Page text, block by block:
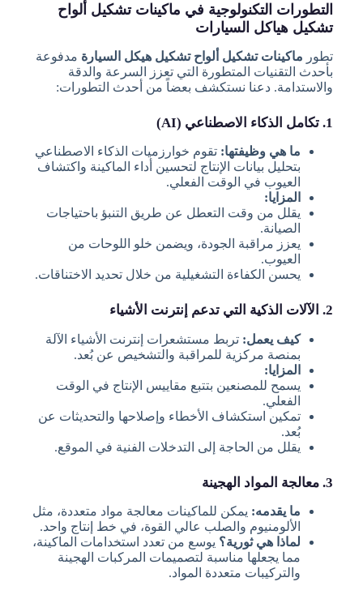
التطورات التكنولوجية في ماكينات تشكيل ألواح
تشكيل هياكل السيارات
تطور ماكينات تشكيل ألواح تشكيل هيكل السيارة مدفوعة
بأحدث التقنيات المتطورة التي تعزز السرعة والدقة
والاستدامة. دعنا نستكشف بعضاً من أحدث التطورات:
1. تكامل الذكاء الاصطناعي (AI)
ما هي وظيفتها: تقوم خوارزميات الذكاء الاصطناعي
بتحليل بيانات الإنتاج لتحسين أداء الماكينة واكتشاف
العيوب في الوقت الفعلي.
المزايا:
يقلل من وقت التعطل عن طريق التنبؤ باحتياجات
الصيانة.
يعزز مراقبة الجودة، ويضمن خلو اللوحات من
العيوب.
يحسن الكفاءة التشغيلية من خلال تحديد الاختناقات.
2. الآلات الذكية التي تدعم إنترنت الأشياء
كيف يعمل: تربط مستشعرات إنترنت الأشياء الآلة
بمنصة مركزية للمراقبة والتشخيص عن بُعد.
المزايا:
يسمح للمصنعين بتتبع مقاييس الإنتاج في الوقت
الفعلي.
تمكين استكشاف الأخطاء وإصلاحها والتحديثات عن
بُعد.
يقلل من الحاجة إلى التدخلات الفنية في الموقع.
3. معالجة المواد الهجينة
ما يقدمه: يمكن للماكينات معالجة مواد متعددة، مثل
الألومنيوم والصلب عالي القوة، في خط إنتاج واحد.
لماذا هي ثورية؟ يوسع من تعدد استخدامات الماكينة،
مما يجعلها مناسبة لتصميمات المركبات الهجينة
والتركيبات متعددة المواد.